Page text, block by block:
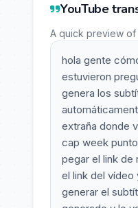
YouTube
A quick preview
hola gente
estuvieron
genera los
extraña donde
cap week
pegar el link de
el link del vídeo
generar el